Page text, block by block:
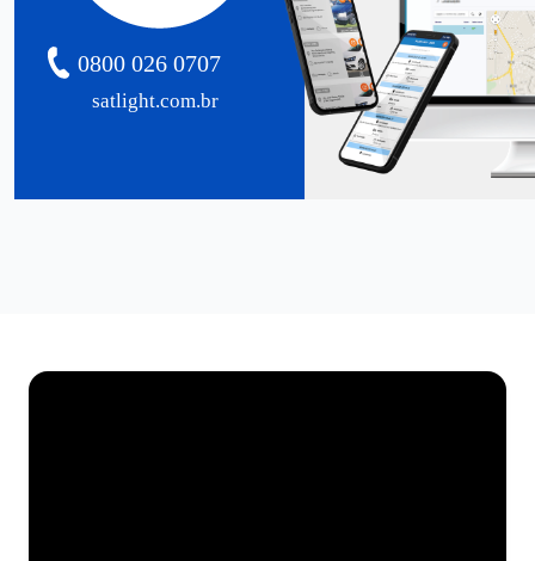
satlight.com.br
0800 026 0707